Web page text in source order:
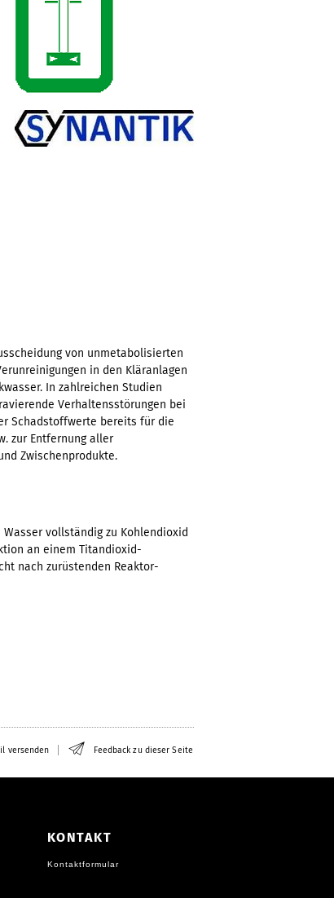
von unmetabolisierten
in den Kläranlagen
In zahlreichen Studien
Verhaltensstörungen bei
Schadstoffwerte bereits für die
zur Entfernung aller
Zwischenprodukte.
vollständig zu Kohlendioxid
an einem Titandioxid-
nach zurüstenden Reaktor-
versenden Feedback zu dieser Seite
KONTAKT
Kontaktformular